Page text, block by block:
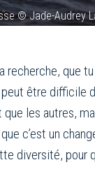
© Jade-Audrey
que
être difficile
que les autres,
c’est un
diversité,